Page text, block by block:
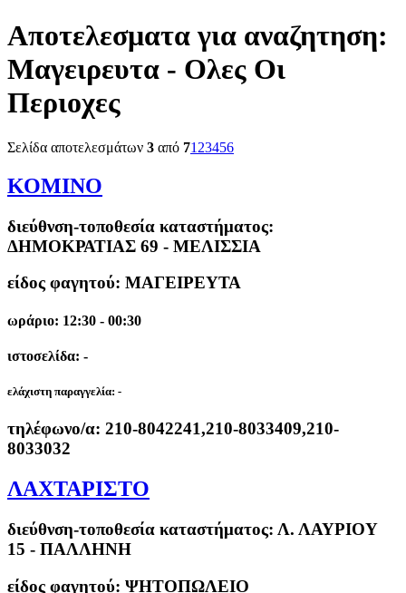
Αποτελεσματα για αναζητηση:
Μαγειρευτα - Ολες Οι
Περιοχες
Σελίδα αποτελεσμάτων 3 από 71 23456
ΚΟΜΙΝΟ
διεύθνση-τοποθεσία καταστήματος:
ΔΗΜΟΚΡΑΤΙΑΣ 69 - ΜΕΛΙΣΣΙΑ
είδος φαγητού: ΜΑΓΕΙΡΕΥΤΑ
ωράριο: 12:30 - 00:30
ιστοσελίδα: -
ελάχιστη παραγγελία: -
τηλέφωνο/α: 210-8042241,210-8033409,210-
8033032
ΛΑΧΤΑΡΙΣΤΟ
διεύθνση-τοποθεσία καταστήματος: Λ. ΛΑΥΡΙΟΥ
15 - ΠΑΛΛΗΝΗ
είδος φαγητού: ΨΗΤΟΠΩΛΕΙΟ